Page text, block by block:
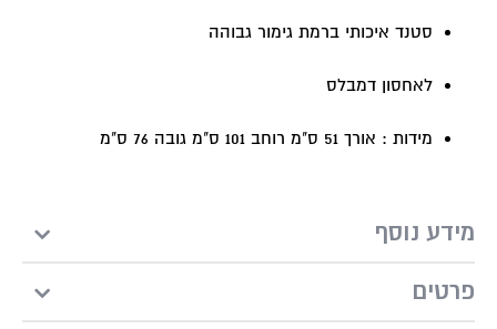
סטנד איכותי ברמת גימור גבוהה
לאחסון דמבלס
מידות : אורך 51 ס"מ רוחב 101 ס"מ גובה 76 ס"מ
מידע נוסף
פרטים